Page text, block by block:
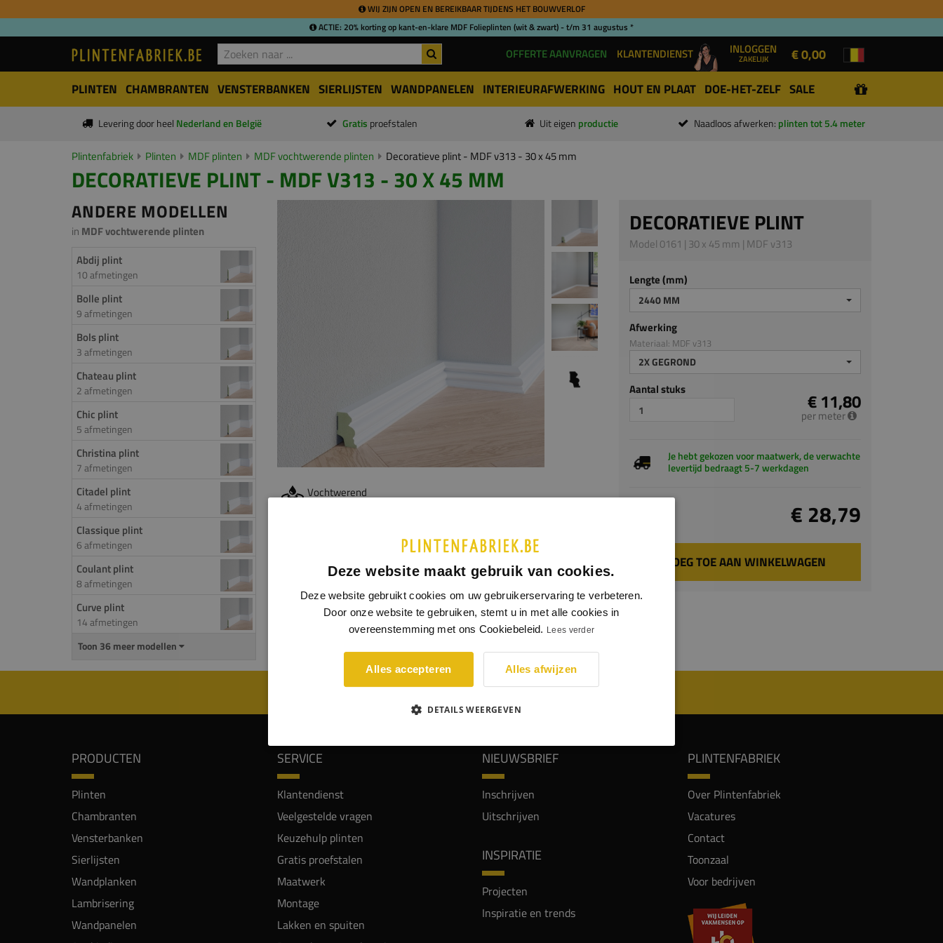
WIJ ZIJN OPEN EN BEREIKBAAR TIJDENS HET BOUWVERLOF
ACTIE: 20% korting op kant-en-klare MDF Folieplinten (wit & zwart) - t/m 31 augustus *
OFFERTE AANVRAGEN KLANTENDIENST INLOGGEN
ZAKELIJK € 0,00
PLINTEN CHAMBRANTEN VENSTERBANKEN SIERLIJSTEN WANDPANELEN INTERIEURAFWERKING HOUT EN PLAAT DOE-HET-ZELF SALE
Levering door heel Nederland en België Gratis proefstalen Uit eigen productie Naadloos afwerken: plinten tot 5.4 meter
Plintenfabriek Plinten MDF plinten MDF vochtwerende plinten Decoratieve plint - MDF v313 - 30 x 45 mm
DECORATIEVE PLINT - MDF V313 - 30 X 45 MM
ANDERE MODELLEN
in MDF vochtwerende plinten
Abdij plint
10 afmetingen
Bolle plint
9 afmetingen
Bols plint
3 afmetingen
Chateau plint
2 afmetingen
Chic plint
5 afmetingen
Christina plint
7 afmetingen
Citadel plint
4 afmetingen
Classique plint
6 afmetingen
Coulant plint
8 afmetingen
Curve plint
14 afmetingen
Toon 36 meer modellen
Vochtwerend
Deze decoratieve sierplint combineert een elegante uitstraling met
elke ruimte een stijlvol karakter, geschikt voor zowel moderne als
klassieke interieurs.
DECORATIEVE PLINT
Model 0161 | 30 x 45 mm | MDF v313
Lengte (mm)
2440 MM
Afwerking
Materiaal: MDF v313
2X GEGROND
Aantal stuks € 11,80
per meter
Je hebt gekozen voor maatwerk, de verwachte
levertijd bedraagt 5-7 werkdagen
€ 28,79
VOEG TOE AAN WINKELWAGEN
WIJ WORDEN BEOORDEELD MET EEN 8.8
PRODUCTEN
Plinten
Chambranten
Vensterbanken
Sierlijsten
Wandplanken
Lambrisering
Wandpanelen
SERVICE
Klantendienst
Veelgestelde vragen
Keuzehulp plinten
Gratis proefstalen
Maatwerk
Montage
Lakken en spuiten
NIEUWSBRIEF
Inschrijven
Uitschrijven
INSPIRATIE
Projecten
Inspiratie en trends
PLINTENFABRIEK
Over Plintenfabriek
Vacatures
Contact
Toonzaal
Voor bedrijven
Deze website maakt gebruik van cookies.
Deze website gebruikt cookies om uw gebruikerservaring te verbeteren.
Door onze website te gebruiken, stemt u in met alle cookies in
overeenstemming met ons Cookiebeleid. Lees verder
Alles accepteren Alles afwijzen
DETAILS WEERGEVEN